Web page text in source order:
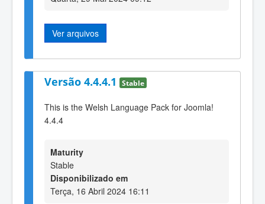
Ver arquivos
Versão 4.4.4.1 Stable
This is the Welsh Language Pack for Joomla!
4.4.4
Maturity
Stable
Disponibilizado em
Terça, 16 Abril 2024 16:11